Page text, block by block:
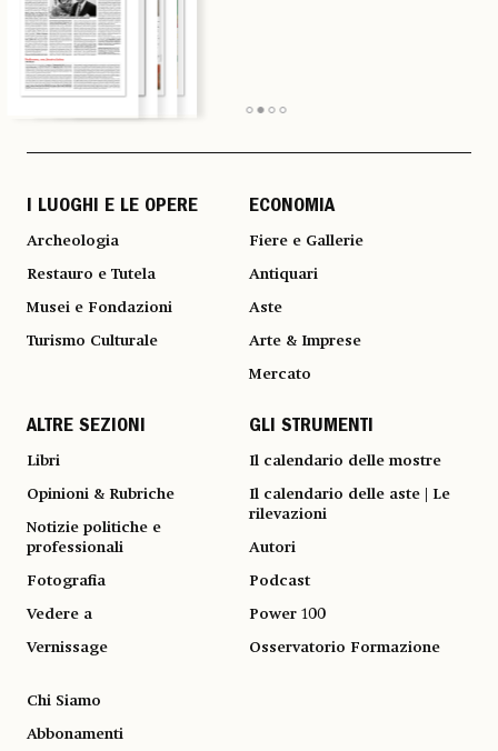
I LUOGHI E LE OPERE
Archeologia
Restauro e Tutela
Musei e Fondazioni
Turismo Culturale
ECONOMIA
Fiere e Gallerie
Antiquari
Aste
Arte & Imprese
Mercato
ALTRE SEZIONI
Libri
Opinioni & Rubriche
Notizie politiche e
professionali
Fotografia
Vedere a
Vernissage
GLI STRUMENTI
Il calendario delle mostre
Il calendario delle aste | Le
rilevazioni
Autori
Podcast
Power 100
Osservatorio Formazione
Chi Siamo
Abbonamenti